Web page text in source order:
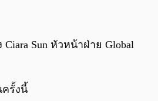
Sun หัวหน้าฝ่าย Global
ครั้งนี้